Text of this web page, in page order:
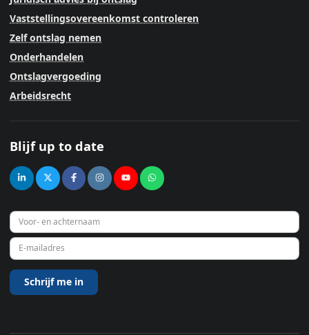
Vaststellingsovereenkomst controleren
Zelf ontslag nemen
Onderhandelen
Ontslagvergoeding
Arbeidsrecht
Blijf up to date